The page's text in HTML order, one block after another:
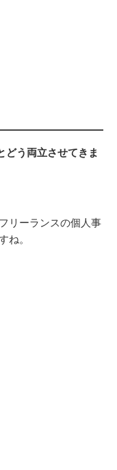
う両立させてきま
リーランスの個人事
ね。